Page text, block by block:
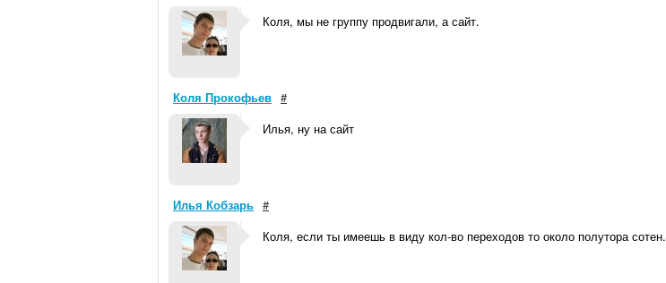
Коля, мы не группу продвигали, а сайт.
Коля Прокофьев #
Илья, ну на сайт
Илья Кобзарь #
Коля, если ты имеешь в виду кол-во переходов то около полутора сотен.